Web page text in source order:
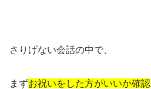
さりげない会話の中で、
まずお祝いをした方がいいか確認